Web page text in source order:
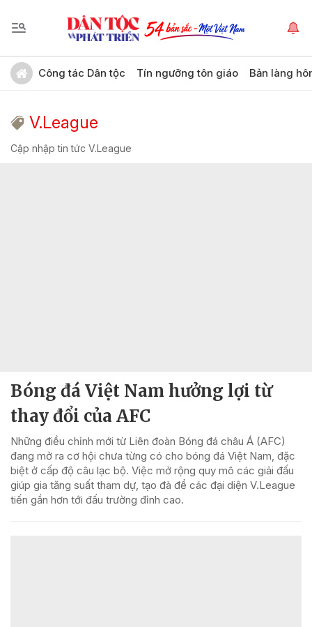
Công tác Dân tộc Tín ngưỡng tôn giáo Bản làng
V.League
Cập nhập tin tức V.League
Bóng đá Việt Nam hưởng lợi từ
thay đổi của AFC
Những điều chỉnh mới từ Liên đoàn Bóng đá châu Á (AFC)
đang mở ra cơ hội chưa từng có cho bóng đá Việt Nam, đặc
biệt ở cấp độ câu lạc bộ. Việc mở rộng quy mô các giải đấu
giúp gia tăng suất tham dự, tạo đà để các đại diện V.League
tiến gần hơn tới đấu trường đỉnh cao.